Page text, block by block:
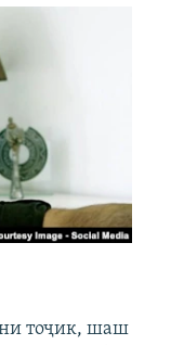
тоҷик, шаш